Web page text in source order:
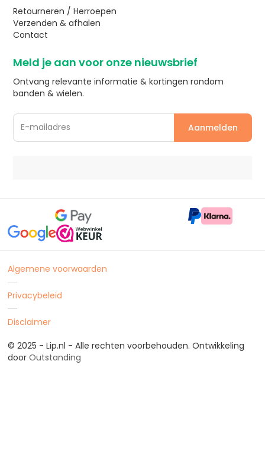
Retourneren / Herroepen
Verzenden & afhalen
Contact
Meld je aan voor onze nieuwsbrief
Ontvang relevante informatie & kortingen rondom
banden & wielen.
Algemene voorwaarden
Privacybeleid
Disclaimer
© 2025 - Lip.nl - Alle rechten voorbehouden. Ontwikkeling
door Outstanding